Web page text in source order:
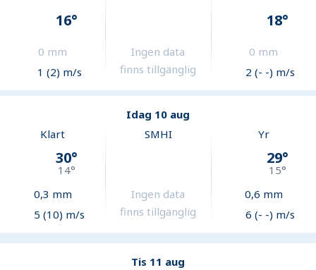
16°
0 mm
1 (2) m/s
Ingen data
finns tillgänglig
18°
0 mm
2 (- -) m/s
Idag 10 aug
Klart
30°
14°
0,3 mm
5 (10) m/s
SMHI
Ingen data
finns tillgänglig
Yr
29°
15°
0,6 mm
6 (- -) m/s
Tis 11 aug